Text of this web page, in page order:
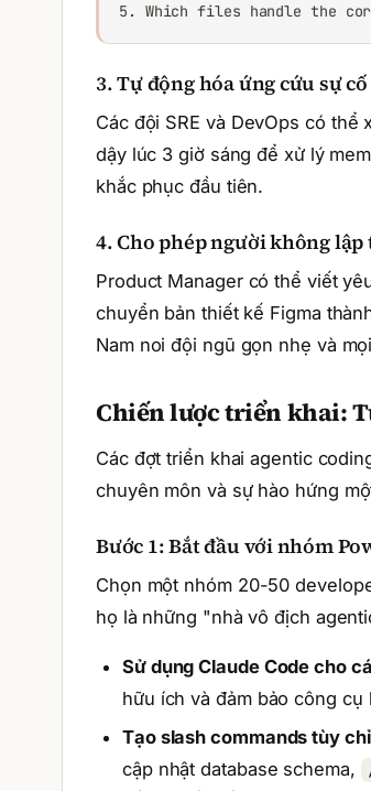
5. Which files handle the
3. Tự động hóa ứng cứu sự
Các đội SRE và DevOps có
dậy lúc 3 giờ sáng để xử lý
khắc phục đầu tiên.
4. Cho phép người không
Product Manager có thể viết
chuyển bản thiết kế Figma
Nam noi đội ngũ gọn nhẹ và
Chiến lược triển khai:
Các đợt triển khai agentic
chuyên môn và sự hào hứng
Bước 1: Bắt đầu với nhóm
Chọn một nhóm 20-50
họ là những "nhà vô địch
Sử dụng Claude Code cho
hữu ích và đảm bảo công
Tạo slash commands tùy
cập nhật database schema,